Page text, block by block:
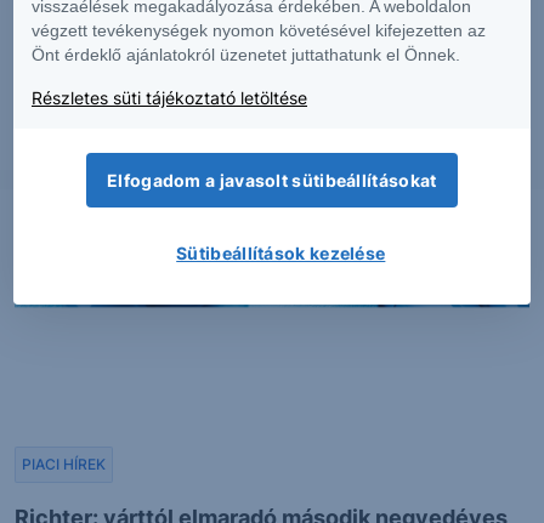
Erős lett a MOL második negyedéve
Richter: várttól elmaradó második negyedéves
PIACI HÍREK
visszaélések megakadályozása érdekében. A weboldalon
végzett tevékenységek nyomon követésével kifejezetten az
Önt érdeklő ajánlatokról üzenetet juttathatunk el Önnek.
Részletes süti tájékoztató letöltése
Elfogadom a javasolt sütibeállításokat
Sütibeállítások kezelése